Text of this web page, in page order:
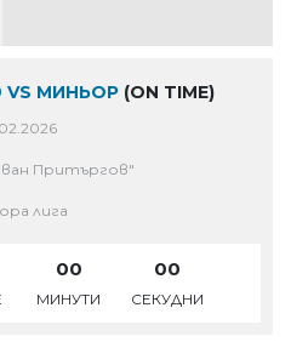
VS МИНЬОР (ON TIME)
Притъргов"
лига
00
МИНУТИ
00
СЕКУДНИ